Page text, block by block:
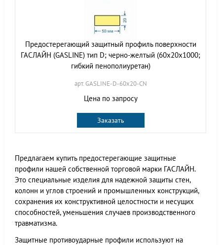
Предостерегающий защитный профиль поверхности
ГАСЛАЙН (GASLINE) тип D; черно-желтый (60х20х1000;
гибкий пенополиуретан)
арт. GASLINE-D-60х20-CN
Цена по запросу
Заказать
Предлагаем купить предостерегающие защитные
профили нашей собственной торговой марки ГАСЛАЙН.
Это специальные изделия для надежной защиты стен,
колонн и углов строений и промышленных конструкций,
сохранения их конструктивной целостности и несущих
способностей, уменьшения случаев производственного
травматизма.
Защитные противоударные профили используют на